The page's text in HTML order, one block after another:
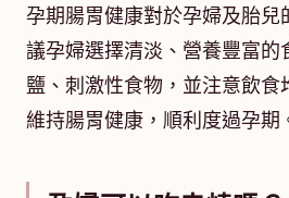
孕期腸胃健康對於孕婦及胎兒
議孕婦選擇清淡、營養豐富的
鹽、刺激性食物，並注意飲食
維持腸胃健康，順利度過孕期